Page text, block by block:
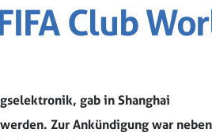
Club
gab in Shanghai
Zur Ankündigung war neben